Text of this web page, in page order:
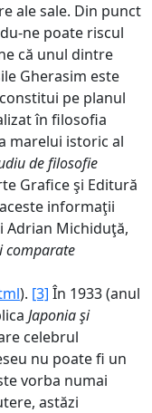
ale sale. Din punct
ne poate riscul
că unul dintre
Gherasim este
pe planul
în filosofia
marelui istoric al
de filosofie
Grafice şi Editură
informaţii
Adrian Michiduţă,
comparate
). [3] În 1933 (anul
Japonia şi
celebrul
nu poate fi un
vorba numai
astăzi